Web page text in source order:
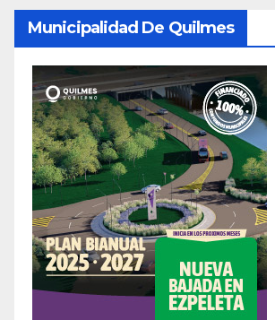
Municipalidad De Quilmes